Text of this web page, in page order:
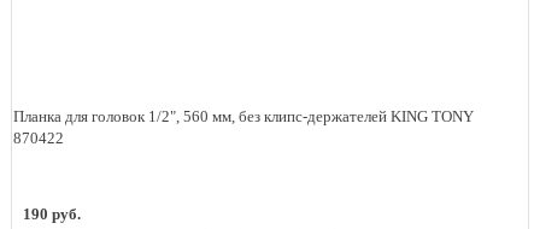
Планка для головок 1/2", 560 мм, без клипс-держателей KING TONY
870422
190 руб.